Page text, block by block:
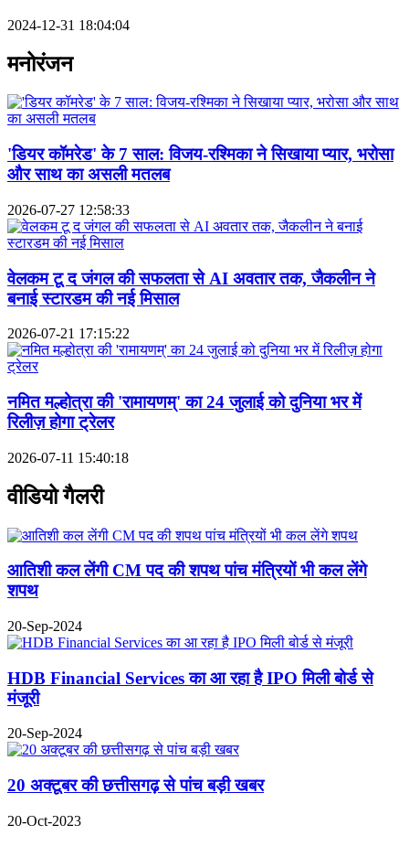
2024-12-31 18:04:04
मनोरंजन
'डियर कॉमरेड' के 7 साल: विजय-रश्मिका ने सिखाया प्यार, भरोसा
और साथ का असली मतलब
2026-07-27 12:58:33
वेलकम टू द जंगल की सफलता से AI अवतार तक, जैकलीन ने
बनाई स्टारडम की नई मिसाल
2026-07-21 17:15:22
नमित मल्होत्रा की 'रामायणम्' का 24 जुलाई को दुनिया भर में
रिलीज़ होगा ट्रेलर
2026-07-11 15:40:18
वीडियो गैलरी
आतिशी कल लेंगी CM पद की शपथ पांच मंत्रियों भी कल लेंगे
शपथ
20-Sep-2024
HDB Financial Services का आ रहा है IPO मिली बोर्ड से
मंजूरी
20-Sep-2024
20 अक्टूबर की छत्तीसगढ़ से पांच बड़ी खबर
20-Oct-2023